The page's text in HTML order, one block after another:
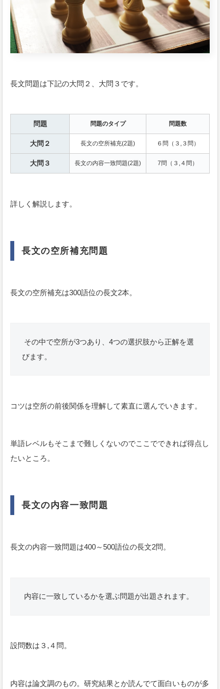
長文問題は下記の大問２、大問３です。
問題 問題のタイプ 問題数
大問２ 長文の空所補充(2題) ６問（３,３問）
大問３ 長文の内容一致問題(2題) 7問（３,４問）
詳しく解説します。
長文の空所補充問題
長文の空所補充は300語位の長文2本。
その中で空所が3つあり、4つの選択肢から正解を選
びます。
コツは空所の前後関係を理解して素直に選んでいきます。
単語レベルもそこまで難しくないのでここでできれば得点し
たいところ。
長文の内容一致問題
長文の内容一致問題は400～500語位の長文2問。
内容に一致しているかを選ぶ問題が出題されます。
設問数は３,４問。
内容は論文調のもの。研究結果とか読んでて面白いものが多